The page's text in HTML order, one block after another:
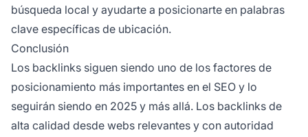
búsqueda local y ayudarte a posicionarte en palabras
clave específicas de ubicación.
Conclusión
Los backlinks siguen siendo uno de los factores de
posicionamiento más importantes en el SEO y lo
seguirán siendo en 2025 y más allá. Los backlinks de
alta calidad desde webs relevantes y con autoridad